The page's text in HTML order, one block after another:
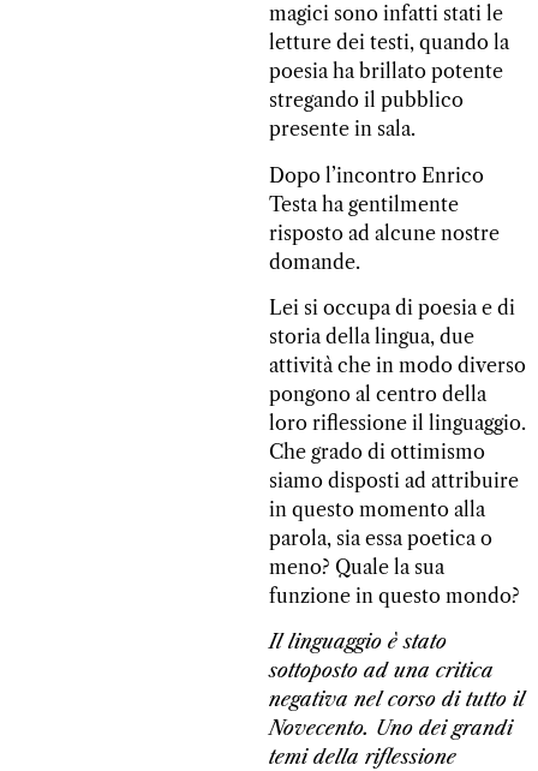
magici sono infatti stati le
letture dei testi, quando la
poesia ha brillato potente
stregando il pubblico
presente in sala.
Dopo l’incontro Enrico
Testa ha gentilmente
risposto ad alcune nostre
domande.
Lei si occupa di poesia e di
storia della lingua, due
attività che in modo diverso
pongono al centro della
loro riflessione il linguaggio.
Che grado di ottimismo
siamo disposti ad attribuire
in questo momento alla
parola, sia essa poetica o
meno? Quale la sua
funzione in questo mondo?
Il linguaggio è stato
sottoposto ad una critica
negativa nel corso di tutto il
Novecento. Uno dei grandi
temi della riflessione